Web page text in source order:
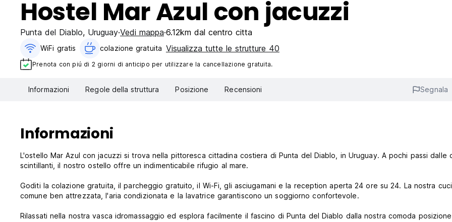
Hostel Mar Azul con jacuzzi
Punta del Diablo, Uruguay Vedi mappa 6.12km dal centro citta
WiFi gratis colazione gratuita‎ Visualizza tutte le strutture 40
Prenota con piú di 2 giorni di anticipo per utilizzare la cancellazione gratuita.
Informazioni Regole della struttura Posizione Recensioni Segnala
Informazioni
L'ostello Mar Azul con jacuzzi si trova nella pittoresca cittadina costiera di Punta del Diablo, in Uruguay. A pochi passi dalle
scintillanti, il nostro ostello offre un indimenticabile rifugio al mare.
Goditi la colazione gratuita, il parcheggio gratuito, il Wi-Fi, gli asciugamani e la reception aperta 24 ore su 24. La nostra
comune ben attrezzata, l'aria condizionata e la lavatrice garantiscono un soggiorno confortevole.
Rilassati nella nostra vasca idromassaggio ed esplora facilmente il fascino di Punta del Diablo dalla nostra comoda